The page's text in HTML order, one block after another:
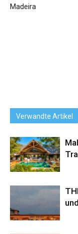
Madeira
Verwandte Artikel